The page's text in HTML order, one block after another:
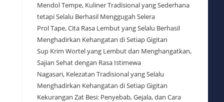
Mendol Tempe, Kuliner Tradisional yang Sederhana
tetapi Selalu Berhasil Menggugah Selera
Prol Tape, Cita Rasa Lembut yang Selalu Berhasil
Menghadirkan Kehangatan di Setiap Gigitan
Sup Krim Wortel yang Lembut dan Menghangatkan,
Sajian Sehat dengan Rasa Istimewa
Nagasari, Kelezatan Tradisional yang Selalu
Menghadirkan Kehangatan di Setiap Gigitan
Kekurangan Zat Besi: Penyebab, Gejala, dan Cara